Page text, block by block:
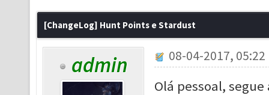
[ChangeLog] Hunt Points e Stardust
admin 08-04-2017, 05:22
Olá pessoal,